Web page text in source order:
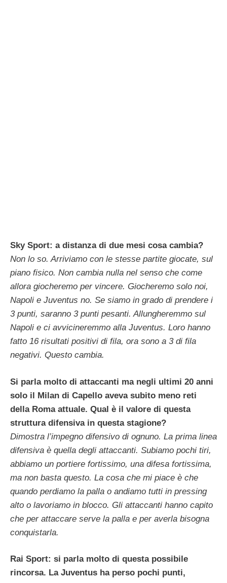
Sky Sport: a distanza di due mesi cosa cambia?
Non lo so. Arriviamo con le stesse partite giocate, sul
piano fisico. Non cambia nulla nel senso che come
allora giocheremo per vincere. Giocheremo solo noi,
Napoli e Juventus no. Se siamo in grado di prendere i
3 punti, saranno 3 punti pesanti. Allungheremmo sul
Napoli e ci avvicineremmo alla Juventus. Loro hanno
fatto 16 risultati positivi di fila, ora sono a 3 di fila
negativi. Questo cambia.
Si parla molto di attaccanti ma negli ultimi 20 anni
solo il Milan di Capello aveva subito meno reti
della Roma attuale. Qual è il valore di questa
struttura difensiva in questa stagione?
Dimostra l’impegno difensivo di ognuno. La prima linea
difensiva è quella degli attaccanti. Subiamo pochi tiri,
abbiamo un portiere fortissimo, una difesa fortissima,
ma non basta questo. La cosa che mi piace è che
quando perdiamo la palla o andiamo tutti in pressing
alto o lavoriamo in blocco. Gli attaccanti hanno capito
che per attaccare serve la palla e per averla bisogna
conquistarla.
Rai Sport: si parla molto di questa possibile
rincorsa. La Juventus ha perso pochi punti,